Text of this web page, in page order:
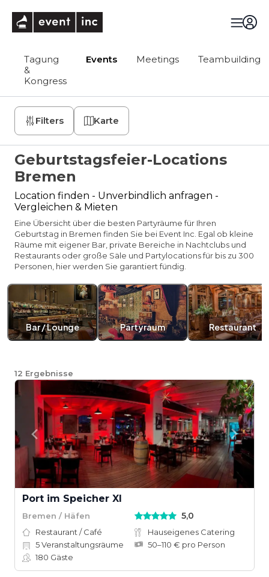
Tagung
&
Kongress
Events Meetings Teambuilding
Filters Karte
Geburtstagsfeier-Locations
Bremen
Location finden - Unverbindlich anfragen -
Vergleichen & Mieten
Eine Übersicht über die besten Partyräume für Ihren
Geburtstag in Bremen finden Sie bei Event Inc. Egal ob kleine
Räume mit eigener Bar, private Bereiche in Nachtclubs und
Restaurants oder große Säle und Partylocations für bis zu 300
Personen, hier werden Sie garantiert fündig.
Bar / Lounge Partyraum Restaurant
12 Ergebnisse
Port im Speicher XI
Bremen / Häfen 5,0
Restaurant / Café
Hauseigenes Catering
5Veranstaltungsräume
50–110 € pro Person
180 Gäste